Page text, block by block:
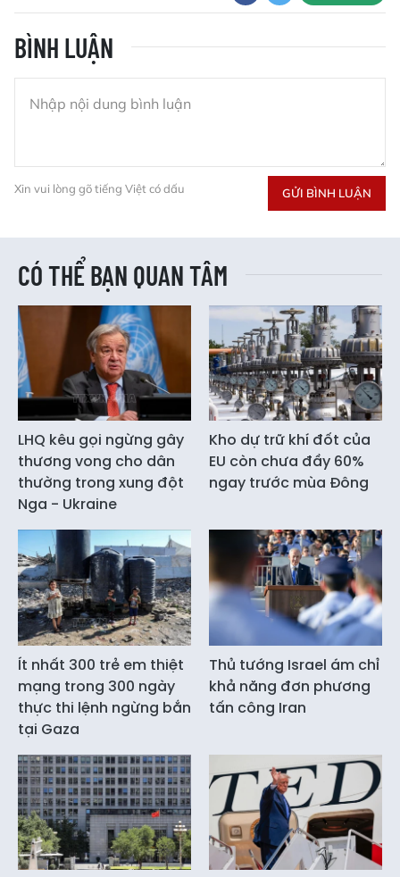
BÌNH LUẬN
Xin vui lòng gõ tiếng Việt có dấu GỬI BÌNH LUẬN
CÓ THỂ BẠN QUAN TÂM
LHQ kêu gọi ngừng gây
thương vong cho dân
thường trong xung đột
Nga - Ukraine
Kho dự trữ khí đốt của
EU còn chưa đầy 60%
ngay trước mùa Đông
Ít nhất 300 trẻ em thiệt
mạng trong 300 ngày
thực thi lệnh ngừng bắn
tại Gaza
Thủ tướng Israel ám chỉ
khả năng đơn phương
tấn công Iran